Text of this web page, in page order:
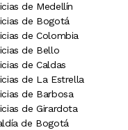
de Medellín
de Bogotá
de Colombia
de Bello
de Caldas
de La Estrella
de Barbosa
de Girardota
de Bogotá